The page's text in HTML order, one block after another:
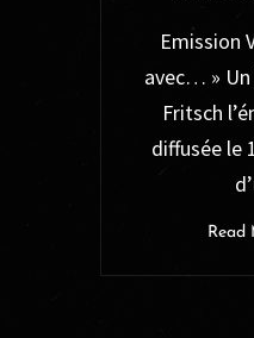
Emission
avec… » Un
Fritsch
diffusée le
Read